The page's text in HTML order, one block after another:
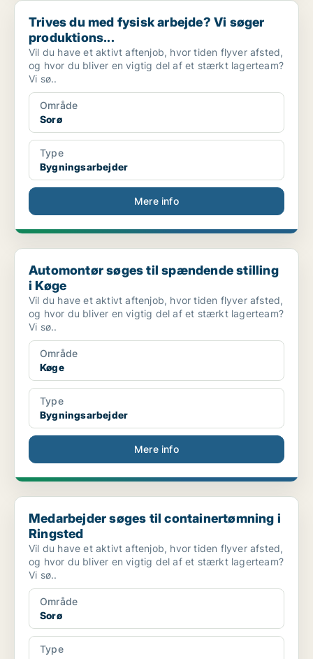
Trives du med fysisk arbejde? Vi søger produktions...
Trives du med fysisk arbejde? Vi søger
produktions...
Vil du have et aktivt aftenjob, hvor tiden flyver afsted,
og hvor du bliver en vigtig del af et stærkt lagerteam?
Vi sø..
Område
Sorø
Type
Bygningsarbejder
Mere info
Automontør søges til spændende stilling i Køge
Automontør søges til spændende stilling
i Køge
Vil du have et aktivt aftenjob, hvor tiden flyver afsted,
og hvor du bliver en vigtig del af et stærkt lagerteam?
Vi sø..
Område
Køge
Type
Bygningsarbejder
Mere info
Medarbejder søges til containertømning i Ringsted
Medarbejder søges til containertømning i
Ringsted
Vil du have et aktivt aftenjob, hvor tiden flyver afsted,
og hvor du bliver en vigtig del af et stærkt lagerteam?
Vi sø..
Område
Sorø
Type